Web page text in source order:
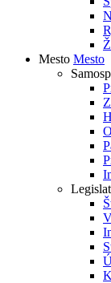
Mesto Mesto